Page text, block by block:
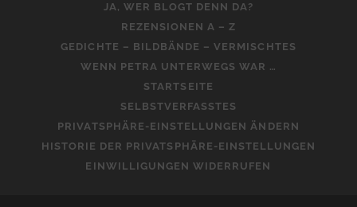
JA, WER BLOGT DENN DA?
REZENSIONEN A – Z
GEDICHTE – BILDBÄNDE – VERMISCHTES
WENN PETRA UNTERWEGS WAR …
STARTSEITE
SELBSTVERFASSTES
PRIVATSPHÄRE-EINSTELLUNGEN ÄNDERN
HISTORIE DER PRIVATSPHÄRE-EINSTELLUNGEN
EINWILLIGUNGEN WIDERRUFEN